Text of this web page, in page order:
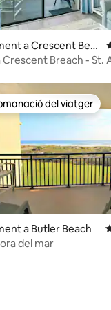
d'un total de 5; 127
a Crescent Bea
Crescent Breach - St.
d'un total de 5; 119
recomanacions dels
del viatger
a Butler Beach
del mar